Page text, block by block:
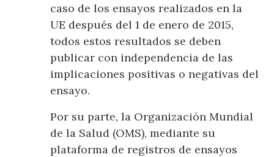
caso de los ensayos realizados en la
UE después del 1 de enero de 2015,
todos estos resultados se deben
publicar con independencia de las
implicaciones positivas o negativas del
ensayo.
Por su parte, la Organización Mundial
de la Salud (OMS), mediante su
plataforma de registros de ensayos